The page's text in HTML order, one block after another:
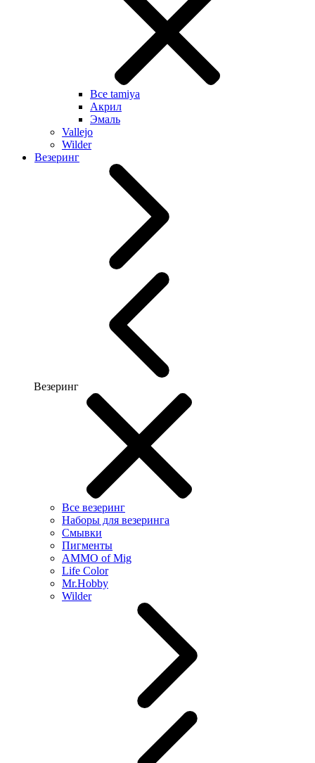
Все tamiya
Акрил
Эмаль
Vallejo
Wilder
Везеринг
Везеринг
Все везеринг
Наборы для везеринга
Смывки
Пигменты
AMMO of Mig
Life Color
Mr.Hobby
Wilder